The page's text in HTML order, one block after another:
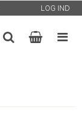
LOG IND